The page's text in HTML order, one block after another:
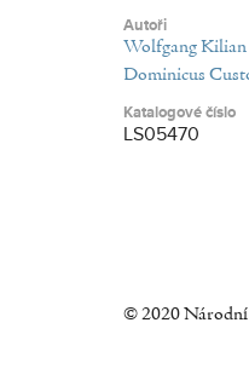
Autoři
Wolfgang Kilian
Dominicus
Katalogové číslo
LS05470
© 2020